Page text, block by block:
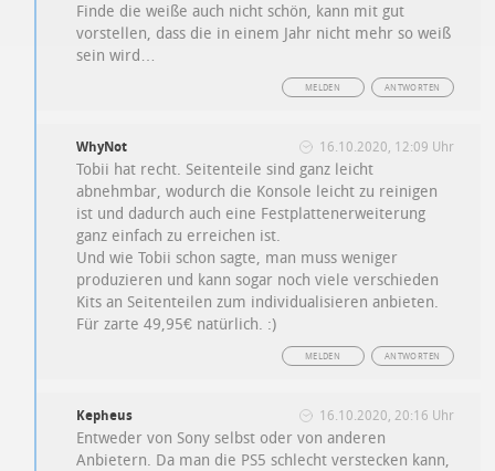
Finde die weiße auch nicht schön, kann mit gut
vorstellen, dass die in einem Jahr nicht mehr so weiß
sein wird…
ANTWORTEN
MELDEN
WhyNot 16.10.2020, 12:09 Uhr
Tobii hat recht. Seitenteile sind ganz leicht
abnehmbar, wodurch die Konsole leicht zu reinigen
ist und dadurch auch eine Festplattenerweiterung
ganz einfach zu erreichen ist.
Und wie Tobii schon sagte, man muss weniger
produzieren und kann sogar noch viele verschieden
Kits an Seitenteilen zum individualisieren anbieten.
Für zarte 49,95€ natürlich. :)
ANTWORTEN
MELDEN
Kepheus 16.10.2020, 20:16 Uhr
Entweder von Sony selbst oder von anderen
Anbietern. Da man die PS5 schlecht verstecken kann,